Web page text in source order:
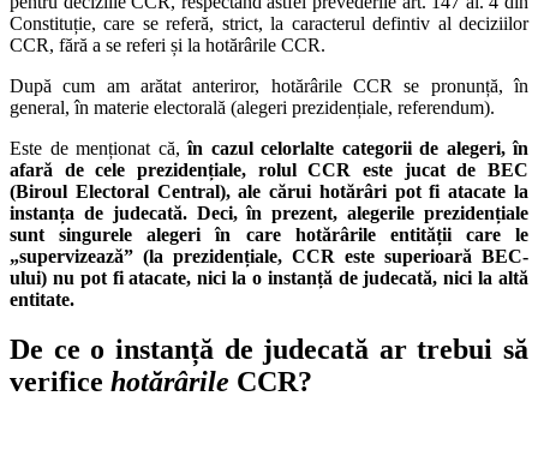
Constituție, care se referă, strict, la caracterul defintiv al deciziilor
CCR, fără a se referi și la hotărârile CCR.
După cum am arătat anteriror, hotărârile CCR se pronunță, în
general, în materie electorală (alegeri prezidențiale, referendum).
Este de menționat că,în cazul celorlalte categorii de alegeri, în
afară de cele prezidențiale, rolul CCR este jucat de BEC
(Biroul Electoral Central), ale cărui hotărâri pot fi atacate la
instanța de judecată. Deci, în prezent, alegerile prezidențiale
sunt singurele alegeri în care hotărârile entității care le
„supervizează” (la prezidențiale, CCR este superioară BEC-
ului) nu pot fi atacate, nici la o instanță de judecată, nici la altă
entitate.
De ce o instanță de judecată ar trebui să
verifice hotărârile CCR?